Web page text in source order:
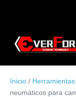
Inicio / Herramientas
neumáticos para